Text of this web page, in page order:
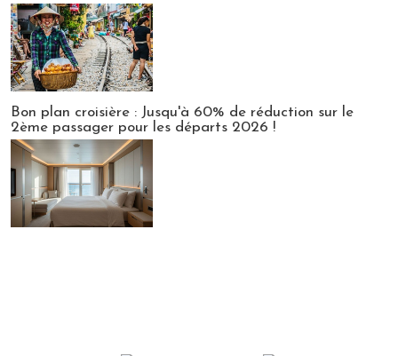
Bon plan croisière : Jusqu'à 60% de réduction sur le
2ème passager pour les départs 2026 !